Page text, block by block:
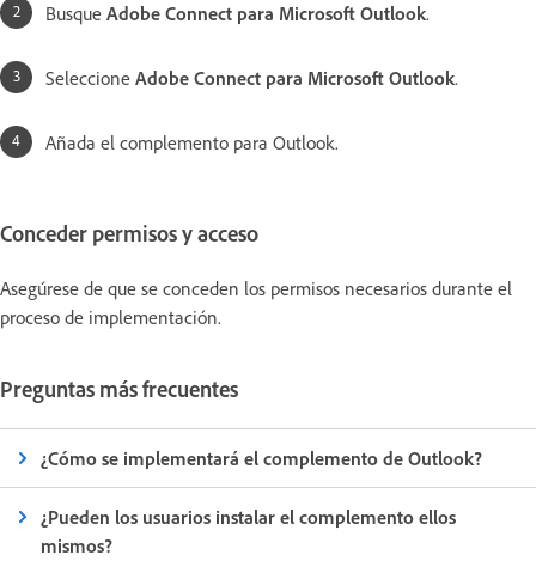
Busque Adobe Connect para Microsoft Outlook.
Seleccione Adobe Connect para Microsoft Outlook.
Añada el complemento para Outlook.
Conceder permisos y acceso
Asegúrese de que se conceden los permisos necesarios durante el
proceso de implementación.
Preguntas más frecuentes
¿Cómo se implementará el complemento de Outlook?
¿Pueden los usuarios instalar el complemento ellos
mismos?